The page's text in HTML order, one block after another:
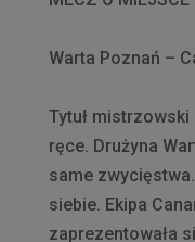
Warta Poznań –
Tytuł
ręce. Drużyna
same
siebie. Ekipa
zaprezentowała